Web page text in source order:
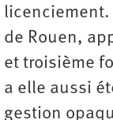
licenciement.
de Rouen,
et troisième
a elle aussi
gestion